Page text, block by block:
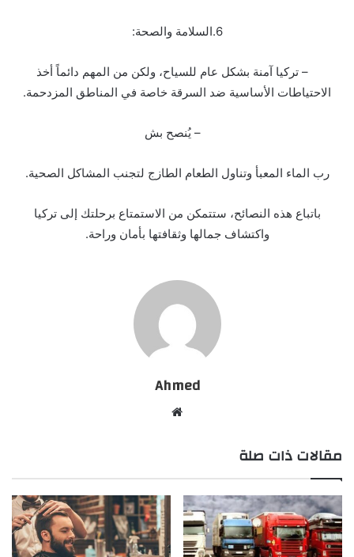
6.السلامة والصحة:
– تركيا آمنة بشكل عام للسياح، ولكن من المهم دائماً أخذ
الاحتياطات الأساسية ضد السرقة خاصة في المناطق المزدحمة.
– يُنصح بش
رب الماء المعبأ وتناول الطعام الطازج لتجنب المشاكل الصحية.
باتباع هذه النصائح، ستتمكن من الاستمتاع برحلتك إلى تركيا
واكتشاف جمالها وثقافتها بأمان وراحة.
Ahmed
مقالات ذات صلة